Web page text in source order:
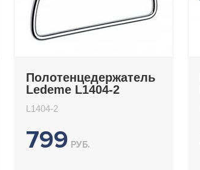
Полотенцедержатель
Ledeme L1404-2
L1404-2
799 РУБ.